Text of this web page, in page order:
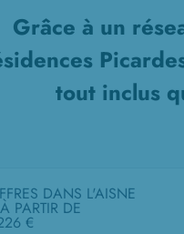
Grâce à un
tout inclus
L'AISNE
À PARTIR DE
€